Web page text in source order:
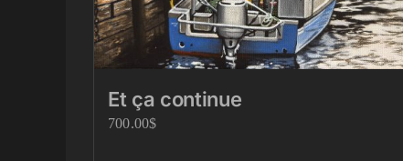
Et ça continue
700.00$